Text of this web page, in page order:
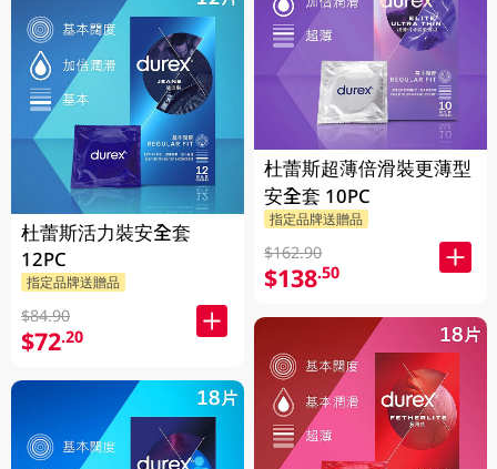
杜蕾斯活力裝安全套
12PC
指定品牌送贈品
$84.90
$72.20
杜蕾斯超薄倍滑裝更薄型
安全套 10PC
指定品牌送贈品
$162.90
$138.50